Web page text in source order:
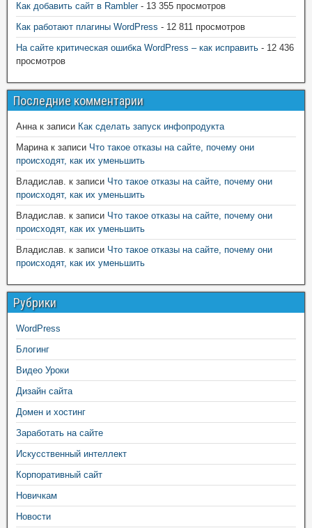
Как добавить сайт в Rambler- 13 355 просмотров
Как работают плагины WordPress - 12 811 просмотров
На сайте критическая ошибка WordPress – как исправить - 12 436
просмотров
Последние комментарии
Аннак записи Как сделать запуск инфопродукта
Маринак записи Что такое отказы на сайте, почему они
происходят, как их уменьшить
Владислав. к записи Что такое отказы на сайте, почему они
происходят, как их уменьшить
Владислав. к записи Что такое отказы на сайте, почему они
происходят, как их уменьшить
Владислав. к записи Что такое отказы на сайте, почему они
происходят, как их уменьшить
Рубрики
WordPress
Блогинг
Видео Уроки
Дизайн сайта
Домен и хостинг
Заработать на сайте
Искусственный интеллект
Корпоративный сайт
Новичкам
Новости